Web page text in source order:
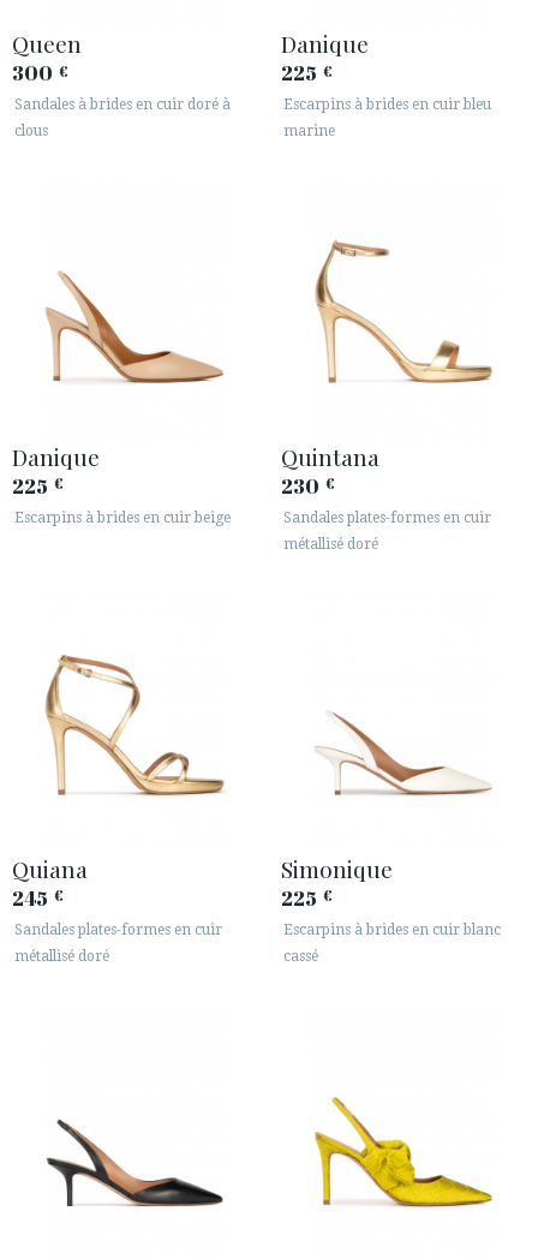
Queen
300 €
Sandales à brides en cuir doré à
clous
Danique
225 €
Escarpins à brides en cuir bleu
marine
Danique
225 €
Escarpins à brides en cuir beige
Quintana
230 €
Sandales plates-formes en cuir
métallisé doré
Quiana
245 €
Sandales plates-formes en cuir
métallisé doré
Simonique
225 €
Escarpins à brides en cuir blanc
cassé